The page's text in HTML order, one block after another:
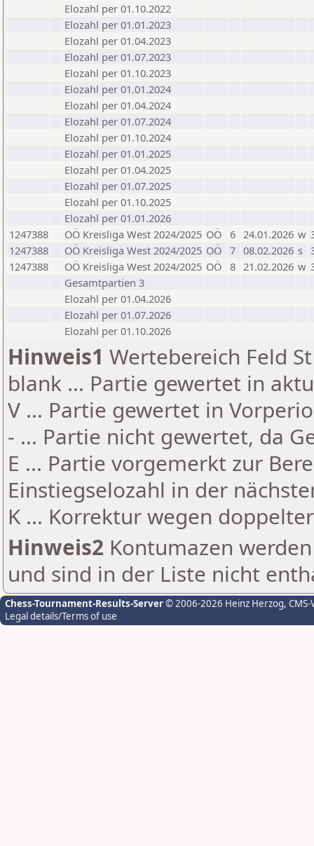
Elozahl per 01.10.2022
Elozahl per 01.01.2023
Elozahl per 01.04.2023
Elozahl per 01.07.2023
Elozahl per 01.10.2023
Elozahl per 01.01.2024
Elozahl per 01.04.2024
Elozahl per 01.07.2024
Elozahl per 01.10.2024
Elozahl per 01.01.2025
Elozahl per 01.04.2025
Elozahl per 01.07.2025
Elozahl per 01.10.2025
Elozahl per 01.01.2026
1247388
OÖ Kreisliga West 2024/2025 OÖ 6 24.01.2026 w
1247388
OÖ Kreisliga West 2024/2025 OÖ 7 08.02.2026 s
1247388
OÖ Kreisliga West 2024/2025 OÖ 8 21.02.2026 w
Gesamtpartien 3
Elozahl per 01.04.2026
Elozahl per 01.07.2026
Elozahl per 01.10.2026
Hinweis1 Wertebereich Feld
blank ... Partie gewertet in
V ... Partie gewertet in
- ... Partie nicht gewertet, da
E ... Partie vorgemerkt zur
Einstiegselozahl in der
K ... Korrektur wegen
Hinweis2 Kontumazen
und sind in der Liste nicht
Chess-Tournament-Results-Server© 2006-2026 Heinz Herzog,
Legal details/Terms of use